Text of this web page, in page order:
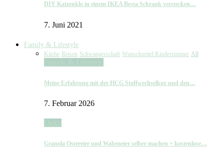
DIY Katzenklo in einem IKEA Besta Schrank verstecken…
7. Juni 2021
Family & Lifestyle
Küche Reisen Schwangerschaft Wunschzettel Kinderzimmer All
Meine Erfahrung mit der HCG Stoffwechselkur und den…
7. Februar 2026
Granola Ostereier und Wabeneier selber machen + kostenlose…